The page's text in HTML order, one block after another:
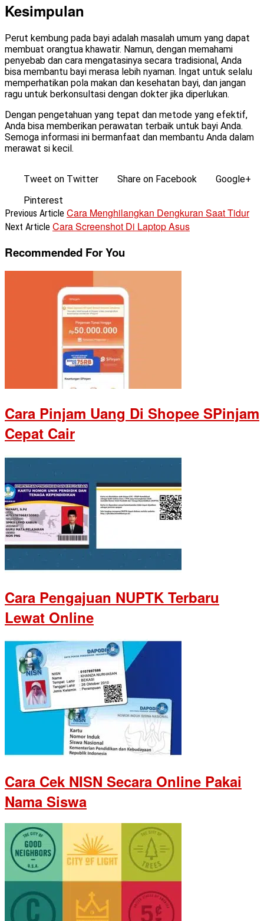
Kesimpulan
Perut kembung pada bayi adalah masalah umum yang dapat
membuat orangtua khawatir. Namun, dengan memahami
penyebab dan cara mengatasinya secara tradisional, Anda
bisa membantu bayi merasa lebih nyaman. Ingat untuk selalu
memperhatikan pola makan dan kesehatan bayi, dan jangan
ragu untuk berkonsultasi dengan dokter jika diperlukan.
Dengan pengetahuan yang tepat dan metode yang efektif,
Anda bisa memberikan perawatan terbaik untuk bayi Anda.
Semoga informasi ini bermanfaat dan membantu Anda dalam
merawat si kecil.
Tweet on Twitter Share on Facebook
Google+
Pinterest
Previous Article Cara Menghilangkan Dengkuran Saat Tidur
Next Article Cara Screenshot Di Laptop Asus
Recommended For You
Cara Pinjam Uang Di Shopee SPinjam
Cepat Cair
Cara Pengajuan NUPTK Terbaru
Lewat Online
Cara Cek NISN Secara Online Pakai
Nama Siswa